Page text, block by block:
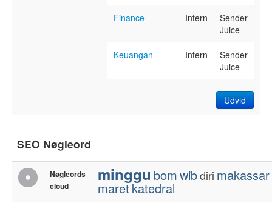
Finance Intern
Sender
Juice
Keuangan Intern
Sender
Juice
Udvid
SEO Nøgleord
Nøgleords
cloud
minggu bomwibdiri makassar
maretkatedral